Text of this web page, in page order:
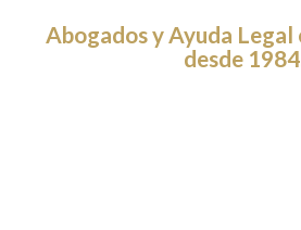
Abogados y Ayuda Legal
desde